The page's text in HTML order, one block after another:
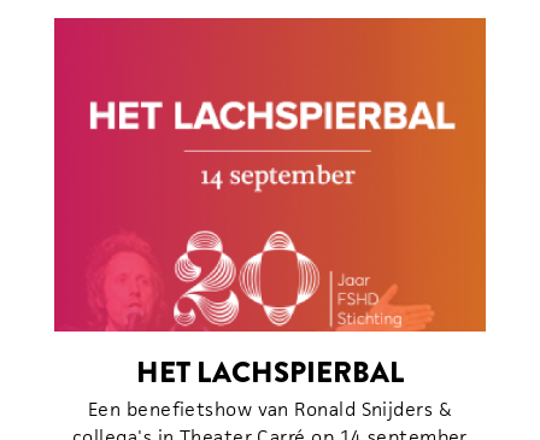
HET LACHSPIERBAL
Een benefietshow van Ronald Snijders &